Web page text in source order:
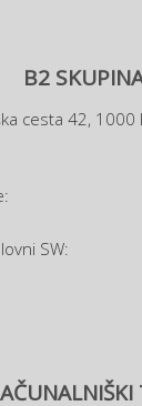
B2
cesta 42, 1000
SW: